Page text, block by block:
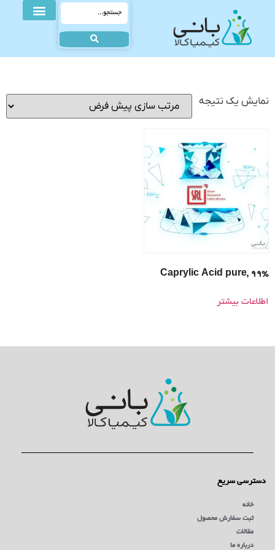
نمایش یک نتیجه
Caprylic Acid pure, 99%
اطلاعات بیشتر
دسترسی سریع
خانه
ثبت سفارش محصول
مقالات
درباره ما